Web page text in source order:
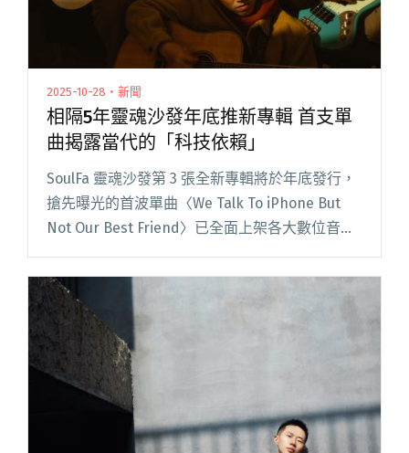
2025-10-28・新聞
相隔5年靈魂沙發年底推新專輯 首支單
曲揭露當代的「科技依賴」
SoulFa 靈魂沙發第 3 張全新專輯將於年底發行，
搶先曝光的首波單曲〈We Talk To iPhone But
Not Our Best Friend〉已全面上架各大數位音樂
平台！新作聚焦「AI 世代的真實連結」主題，也
相當吻合團員們閱讀全文 "相隔5年靈魂沙發年底
推新專輯 首支單曲揭露當代的「科技依賴」"